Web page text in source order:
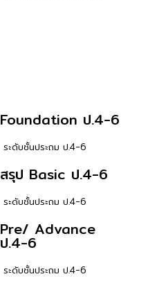
Foundation ป.4-6
ระดับชั้นประถม ป.4-6
สรุป Basic ป.4-6
ระดับชั้นประถม ป.4-6
Pre/ Advance
ป.4-6
ระดับชั้นประถม ป.4-6